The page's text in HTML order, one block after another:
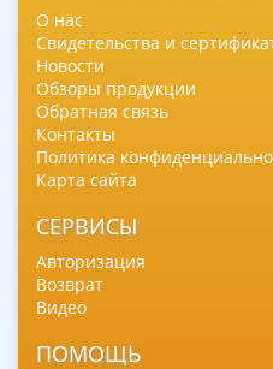
О нас
Свидетельства и
Новости
Обзоры продукции
Обратная связь
Контакты
Политика
Карта сайта
СЕРВИСЫ
Авторизация
Возврат
Видео
ПОМОЩЬ